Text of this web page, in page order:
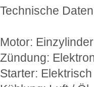
Technische
Motor:
Zündung:
Starter: Elektrisch